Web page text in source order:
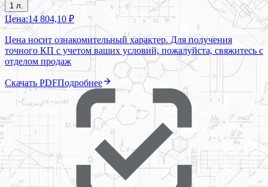
1 л.
Цена:14 804,10 ₽
Цена носит ознакомительный характер. Для получения
точного КП с учетом ваших условий, пожалуйста, свяжитесь с
отделом продаж
Скачать PDFПодробнее